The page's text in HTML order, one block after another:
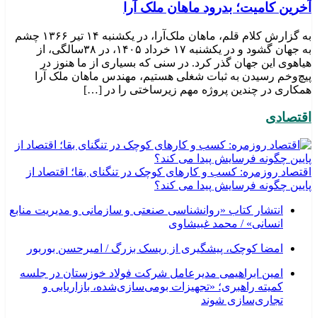
​آخرین کامیت؛ بدرود ماهان ملک آرا
به گزارش کلام قلم، ماهان ملک‌آرا، در یکشنبه ۱۴ تیر ۱۳۶۶ چشم
به جهان گشود و در یکشنبه ۱۷ خرداد ۱۴۰۵، در ۳۸سالگی، از
هیاهوی این جهان گذر کرد. در سنی که بسیاری از ما هنوز در
پیچ‌وخم رسیدن به ثبات شغلی هستیم، مهندس ماهان ملک آرا
همکاری در چندین پروژه مهم زیرساختی را در […]
اقتصادی
اقتصاد روزمره: کسب‌ و کارهای کوچک در تنگنای بقا؛ اقتصاد از
پایین چگونه فرسایش پیدا می کند؟
انتشار کتاب «روانشناسی صنعتی و سازمانی و مدیریت منابع
انسانی» / محمد غبیشاوی
امضا کوچک، پیشگیری از ریسک بزرگ / امیرحسن بوربور
امین ابراهیمی مدیرعامل شرکت فولاد خوزستان در جلسه
کمیته راهبری؛ «تجهیزات بومی‌سازی‌شده، بازاریابی و
تجاری‌سازی شوند